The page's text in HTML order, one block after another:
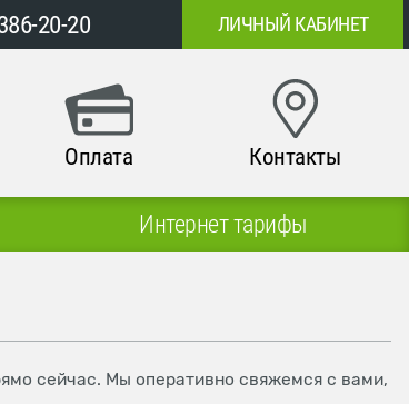
20-20 ЛИЧНЫЙ КАБИНЕТ
Оплата Контакты
Интернет тарифы
сейчас. Мы оперативно свяжемся с вами,